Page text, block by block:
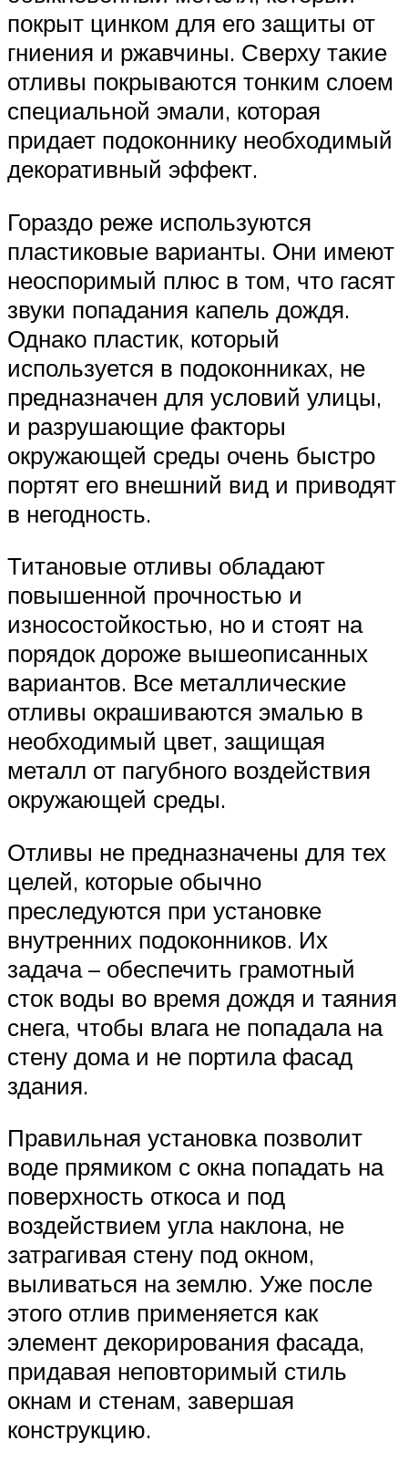
покрыт цинком для его защиты от
гниения и ржавчины. Сверху такие
отливы покрываются тонким слоем
специальной эмали, которая
придает подоконнику необходимый
декоративный эффект.
Гораздо реже используются
пластиковые варианты. Они имеют
неоспоримый плюс в том, что гасят
звуки попадания капель дождя.
Однако пластик, который
используется в подоконниках, не
предназначен для условий улицы,
и разрушающие факторы
окружающей среды очень быстро
портят его внешний вид и приводят
в негодность.
Титановые отливы обладают
повышенной прочностью и
износостойкостью, но и стоят на
порядок дороже вышеописанных
вариантов. Все металлические
отливы окрашиваются эмалью в
необходимый цвет, защищая
металл от пагубного воздействия
окружающей среды.
Отливы не предназначены для тех
целей, которые обычно
преследуются при установке
внутренних подоконников. Их
задача – обеспечить грамотный
сток воды во время дождя и таяния
снега, чтобы влага не попадала на
стену дома и не портила фасад
здания.
Правильная установка позволит
воде прямиком с окна попадать на
поверхность откоса и под
воздействием угла наклона, не
затрагивая стену под окном,
выливаться на землю. Уже после
этого отлив применяется как
элемент декорирования фасада,
придавая неповторимый стиль
окнам и стенам, завершая
конструкцию.